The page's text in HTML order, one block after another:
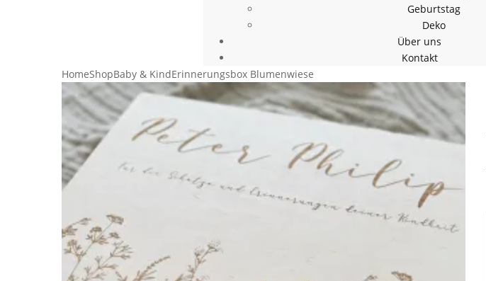
Geburtstag
Deko
Über uns
Kontakt
HomeShopBaby & KindErinnerungsbox Blumenwiese